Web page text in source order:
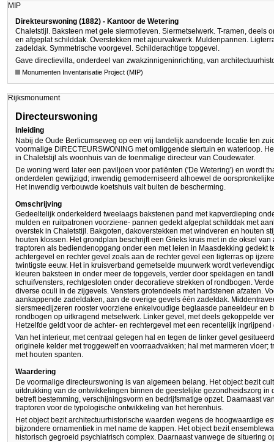
MIP
Direkteurswoning (1882) - Kantoor de Wetering
Chaletstijl. Baksteen met gele siermotieven. Siermetselwerk. T-ramen, deels
en afgeplat schilddak. Overstekken met ajourvakwerk. Muldenpannen.
zadeldak. Symmetrische voorgevel. Schilderachtige topgevel.
Gave directievilla, onderdeel van zwakzinnigeninrichting, van
Monumenten Inventarisatie Project (MIP)
Rijksmonument
Directeurswoning
Inleiding
Nabij de Oude Berlicumseweg op een vrij landelijk aandoende locatie ten
voormalige DIRECTEURSWONING met omliggende siertuin en waterloop.
in Chaletstijl als woonhuis van de toenmalige directeur van Coudewater.
De woning werd later een paviljoen voor patiënten ('De Wetering') en wordt
onderdelen gewijzigd; inwendig gemoderniseerd alhoewel de
Het inwendig verbouwde koetshuis valt buiten de bescherming.
Omschrijving
Gedeeltelijk onderkelderd tweelaags bakstenen pand met kapverdieping
mulden en ruitpatronen voorziene- pannen gedekt afgeplat schilddak met
overstek in Chaletstijl. Bakgoten, dakoverstekken met windveren en houten
houten klossen. Het grondplan beschrijft een Grieks kruis met in de oksel
traptoren als bediendenopgang onder een met leien in Maasdekking gedekt
achtergevel en rechter gevel zoals aan de rechter gevel een ligterras op
twintigste eeuw. Het in kruisverband gemetselde muurwerk wordt
kleuren baksteen in onder meer de topgevels, verder door speklagen en
schuifvensters, rechtgesloten onder decoratieve strekken of rondbogen.
diverse oculi in de zijgevels. Vensters grotendeels met hardstenen afzaten.
aankappende zadeldaken, aan de overige gevels één zadeldak.
siersmeedijzeren rooster voorziene enkelvoudige beglaasde paneeldeur en
rondbogen op uitkragend metselwerk. Linker gevel, met deels gekoppelde
Hetzelfde geldt voor de achter- en rechtergevel met een recentelijk
Van het interieur, met centraal gelegen hal en tegen de linker gevel
originele kelder met troggewelf en voorraadvakken; hal met marmeren vloer;
met houten spanten.
Waardering
De voormalige directeurswoning is van algemeen belang. Het object bezit
uitdrukking van de ontwikkelingen binnen de geestelijke gezondheidszorg in
betreft bestemming, verschijningsvorm en bedrijfsmatige opzet. Daarnaast
traptoren voor de typologische ontwikkeling van het herenhuis.
Het object bezit architectuurhistorische waarden wegens de hoogwaardige
bijzondere ornamentiek in met name de kappen. Het object bezit
historisch gegroeid psychiatrisch complex. Daarnaast vanwege de situering